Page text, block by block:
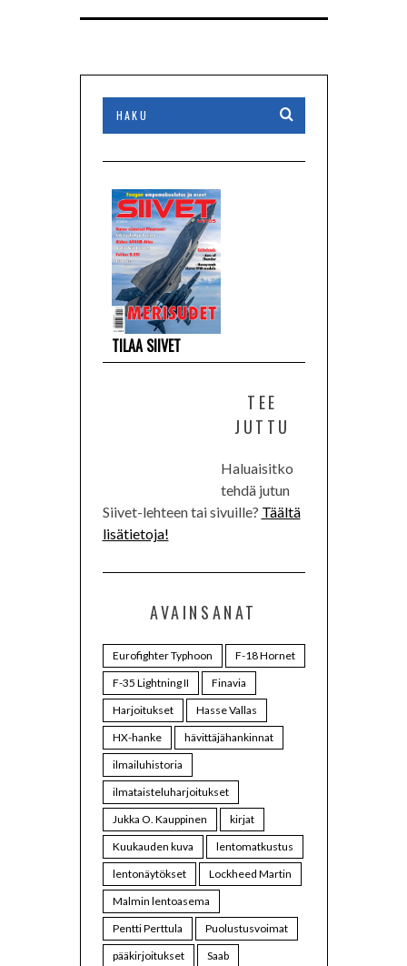
TILAA SIIVET
TEE
JUTTU
Haluaisitko
tehdä jutun
Siivet-lehteen tai sivuille? Täältä
lisätietoja!
AVAINSANAT
Eurofighter Typhoon
F-18 Hornet
F-35 Lightning II
Finavia
Harjoitukset
Hasse Vallas
HX-hanke
hävittäjähankinnat
ilmailuhistoria
ilmataisteluharjoitukset
Jukka O. Kauppinen
kirjat
Kuukauden kuva
lentomatkustus
lentonäytökset
Lockheed Martin
Malmin lentoasema
Pentti Perttula
Puolustusvoimat
pääkirjoitukset
Saab